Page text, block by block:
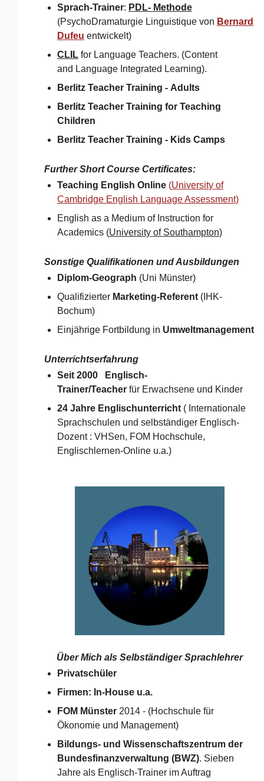
Sprach-Trainer: PDL- Methode
(PsychoDramaturgie Linguistique von Bernard
Dufeu entwickelt)
CLILfor Language Teachers. (Content
and Language Integrated Learning).
Berlitz Teacher Training - Adults
Berlitz Teacher Training for Teaching
Children
Berlitz Teacher Training - Kids Camps​
Further Short Course Certificates:
Teaching English Online(University of
Cambridge English Language Assessment)
English as a Medium of Instruction for
Academics (University of Southampton)​
Sonstige Qualifikationen und Ausbildungen
Diplom-Geograph (Uni Münster)
Qualifizierter Marketing-Referent(IHK-
Bochum)
Einjährige Fortbildung in Umweltmanagement
Unterrichtserfahrung
Seit 2000 Englisch-
Trainer/Teacherfür Erwachsene und Kinder
24 Jahre Englischunterricht( Internationale
Sprachschulen und selbständiger Englisch-
Dozent : VHSen, FOM Hochschule,
Englischlernen-Online u.a.)
Über Mich als Selbständiger Sprachlehrer
Privatschüler
Firmen: In-House u.a.
FOM Münster2014 - (Hochschule für
Ökonomie und Management)
Bildungs- und Wissenschaftszentrum der
Bundesfinanzverwaltung (BWZ). Sieben
Jahre als Englisch-Trainer im Auftrag